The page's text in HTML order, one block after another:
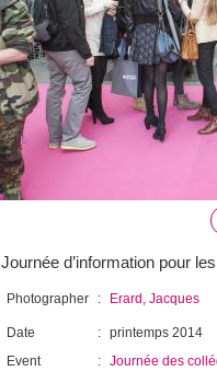
Journée d’information pour
Photographer : Erard, Jacques
Date : printemps 2014
Event
: Journée des